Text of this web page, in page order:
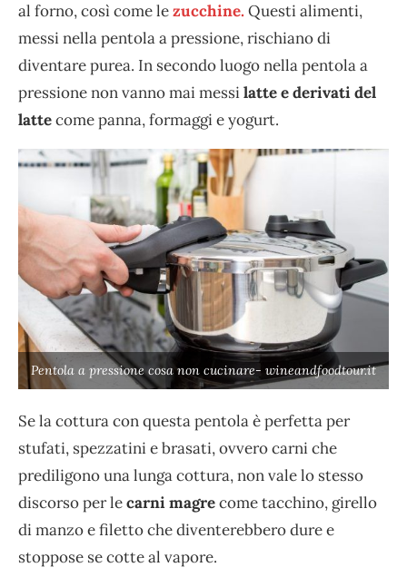
al forno, così come lezucchine. Questi alimenti,
messi nella pentola a pressione, rischiano di
diventare purea. In secondo luogo nella pentola a
pressione non vanno mai messilatte e derivati del
lattecome panna, formaggi e yogurt.
Pentola a pressione cosa non cucinare- wineandfoodtour.it
Se la cottura con questa pentola è perfetta per
stufati, spezzatini e brasati, ovvero carni che
prediligono una lunga cottura, non vale lo stesso
discorso per lecarni magrecome tacchino, girello
di manzo e filetto che diventerebbero dure e
stoppose se cotte al vapore.